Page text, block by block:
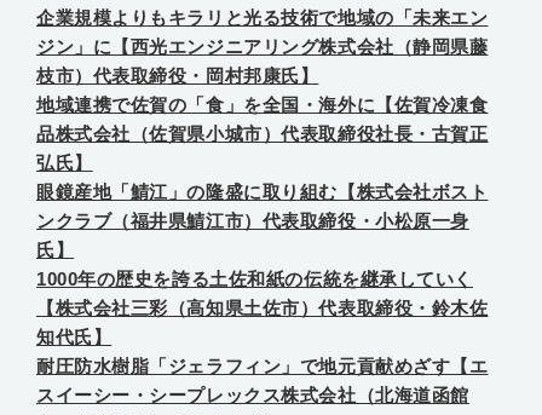
企業規模よりもキラリと光る技術で地域の「未来エン
ジン」に【西光エンジニアリング株式会社（静岡県藤
枝市）代表取締役・岡村邦康氏】
地域連携で佐賀の「食」を全国・海外に【佐賀冷凍食
品株式会社（佐賀県小城市）代表取締役社長・古賀正
弘氏】
眼鏡産地「鯖江」の隆盛に取り組む【株式会社ボスト
ンクラブ（福井県鯖江市）代表取締役・小松原一身
氏】
1000年の歴史を誇る土佐和紙の伝統を継承していく
【株式会社三彩（高知県土佐市）代表取締役・鈴木佐
知代氏】
耐圧防水樹脂「ジェラフィン」で地元貢献めざす【エ
スイーシー・シープレックス株式会社（北海道函館